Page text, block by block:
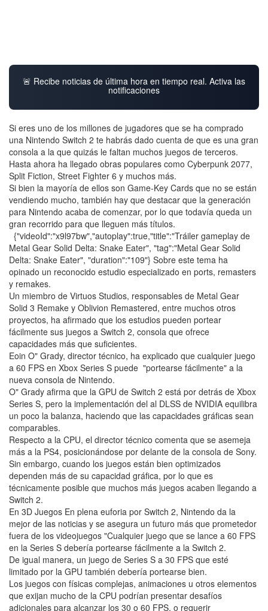
🚨 Recibe noticias de última hora en tiempo real. Activa las
notificaciones
Si eres uno de los millones de jugadores que se ha comprado
una Nintendo Switch 2 te habrás dado cuenta de que es una gran
consola a la que quizás le faltan muchos juegos de terceros.
Hasta ahora ha llegado obras populares como Cyberpunk 2077,
Split Fiction, Street Fighter 6 y muchos más.
Si bien la mayoría de ellos son Game-Key Cards que no se están
vendiendo mucho, también hay que destacar que la generación
para Nintendo acaba de comenzar, por lo que todavía queda un
gran recorrido para que lleguen más títulos.
{"videoId":"x9l97bw","autoplay":true,"title":"Tráiler gameplay de
Metal Gear Solid Delta: Snake Eater", "tag":"Metal Gear Solid
Delta: Snake Eater", "duration":"109"} Sobre este tema ha
opinado un reconocido estudio especializado en ports, remasters
y remakes.
Un miembro de Virtuos Studios, responsables de Metal Gear
Solid 3 Remake y Oblivion Remastered, entre muchos otros
proyectos, ha afirmado que los estudios pueden portear
fácilmente sus juegos a Switch 2, consola que ofrece
capacidades más que suficientes.
Eoin O" Grady, director técnico, ha explicado que cualquier juego
a 60 FPS en Xbox Series S puede "portearse fácilmente" a la
nueva consola de Nintendo.
O" Grady afirma que la GPU de Switch 2 está por detrás de Xbox
Series S, pero la implementación del al DLSS de NVIDIA equilibra
un poco la balanza, haciendo que las capacidades gráficas sean
comparables.
Respecto a la CPU, el director técnico comenta que se asemeja
más a la PS4, posicionándose por delante de la consola de Sony.
Sin embargo, cuando los juegos están bien optimizados
dependen más de su capacidad gráfica, por lo que es
técnicamente posible que muchos más juegos acaben llegando a
Switch 2.
En 3D Juegos En plena euforia por Switch 2, Nintendo da la
mejor de las noticias y se asegura un futuro más que prometedor
fuera de los videojuegos "Cualquier juego que se lance a 60 FPS
en la Series S debería portearse fácilmente a la Switch 2.
De igual manera, un juego de Series S a 30 FPS que esté
limitado por la GPU también debería portearse bien.
Los juegos con físicas complejas, animaciones u otros elementos
que exijan mucho de la CPU podrían presentar desafíos
adicionales para alcanzar los 30 o 60 FPS, o requerir